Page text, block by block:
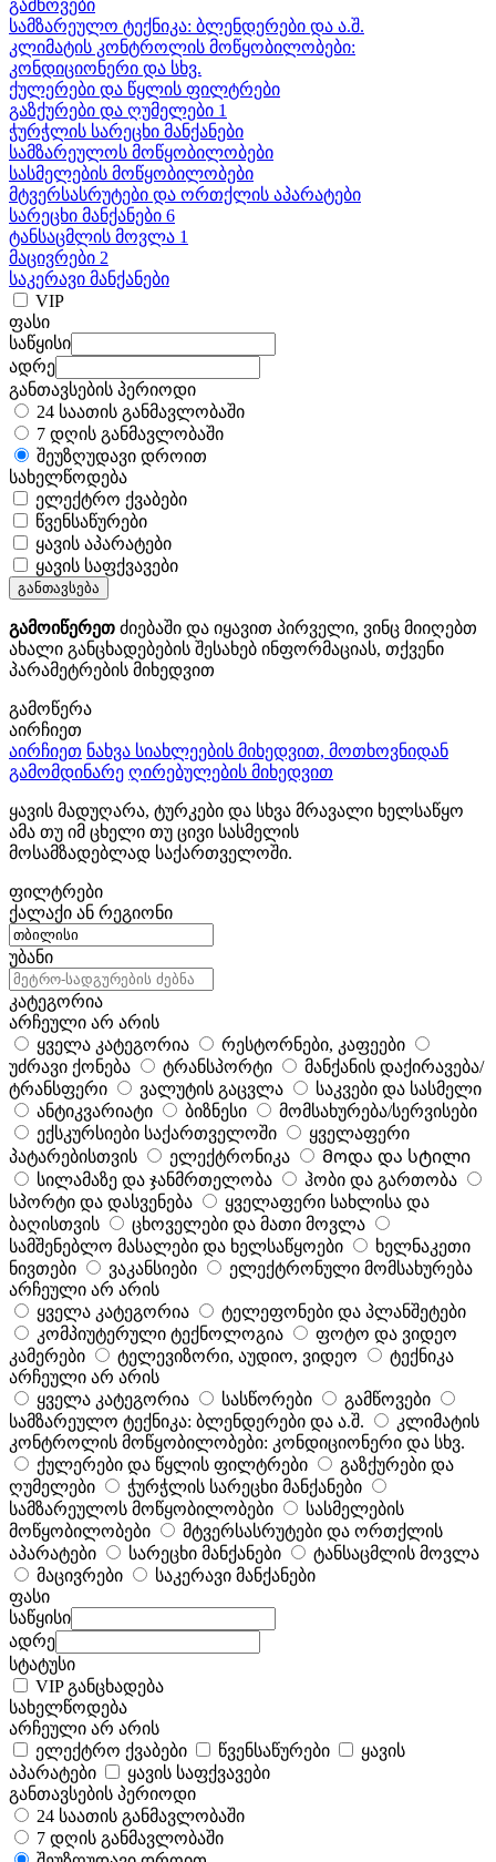
გამწოვები
სამზარეულო ტექნიკა: ბლენდერები და ა.შ.
კლიმატის კონტროლის მოწყობილობები:
კონდიციონერი და სხვ.
ქულერები და წყლის ფილტრები
გაზქურები და ღუმელები 1
ჭურჭლის სარეცხი მანქანები
სამზარეულოს მოწყობილობები
სასმელების მოწყობილობები
მტვერსასრუტები და ორთქლის აპარატები
სარეცხი მანქანები 6
ტანსაცმლის მოვლა 1
მაცივრები 2
საკერავი მანქანები
VIP
ფასი
საწყისი
ადრე
განთავსების პერიოდი
24 საათის განმავლობაში
7 დღის განმავლობაში
შეუზღუდავი დროით
სახელწოდება
ელექტრო ქვაბები
წვენსაწურები
ყავის აპარატები
ყავის საფქვავები
განთავსება
გამოიწერეთ ძიებაში და იყავით პირველი, ვინც მიიღებთ
ახალი განცხადებების შესახებ ინფორმაციას, თქვენი
პარამეტრების მიხედვით
გამოწერა
აირჩიეთ
აირჩიეთ ნახვა სიახლეების მიხედვით, მოთხოვნიდან
გამომდინარე ღირებულების მიხედვით
ყავის მადუღარა, ტურკები და სხვა მრავალი ხელსაწყო
ამა თუ იმ ცხელი თუ ცივი სასმელის
მოსამზადებლად საქართველოში.
ფილტრები
ქალაქი ან რეგიონი
უბანი
კატეგორია
არჩეული არ არის
ყველა კატეგორია
რესტორნები, კაფეები
უძრავი ქონება
ტრანსპორტი
მანქანის დაქირავება/
ტრანსფერი
ვალუტის გაცვლა
საკვები და სასმელი
ანტიკვარიატი
ბიზნესი
მომსახურება/სერვისები
ექსკურსიები საქართველოში
ყველაფერი
პატარებისთვის
ელექტრონიკა
Მოდა და სტილი
სილამაზე და ჯანმრთელობა
ჰობი და გართობა
სპორტი და დასვენება
ყველაფერი სახლისა და
ბაღისთვის
ცხოველები და მათი მოვლა
სამშენებლო მასალები და ხელსაწყოები
ხელნაკეთი
ნივთები
ვაკანსიები
ელექტრონული მომსახურება
არჩეული არ არის
ყველა კატეგორია
ტელეფონები და პლანშეტები
კომპიუტერული ტექნოლოგია
ფოტო და ვიდეო
კამერები
ტელევიზორი, აუდიო, ვიდეო
ტექნიკა
არჩეული არ არის
ყველა კატეგორია
სასწორები
გამწოვები
სამზარეულო ტექნიკა: ბლენდერები და ა.შ.
კლიმატის
კონტროლის მოწყობილობები: კონდიციონერი და სხვ.
ქულერები და წყლის ფილტრები
გაზქურები და
ღუმელები
ჭურჭლის სარეცხი მანქანები
სამზარეულოს მოწყობილობები
სასმელების
მოწყობილობები
მტვერსასრუტები და ორთქლის
აპარატები
სარეცხი მანქანები
ტანსაცმლის მოვლა
მაცივრები
საკერავი მანქანები
ფასი
საწყისი
ადრე
სტატუსი
VIP განცხადება
სახელწოდება
არჩეული არ არის
ელექტრო ქვაბები
წვენსაწურები
ყავის
აპარატები
ყავის საფქვავები
განთავსების პერიოდი
24 საათის განმავლობაში
7 დღის განმავლობაში